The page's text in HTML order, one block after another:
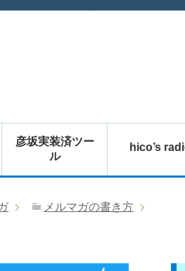
彦坂実装済ツー
ル
hico’s
メルマガの書き方